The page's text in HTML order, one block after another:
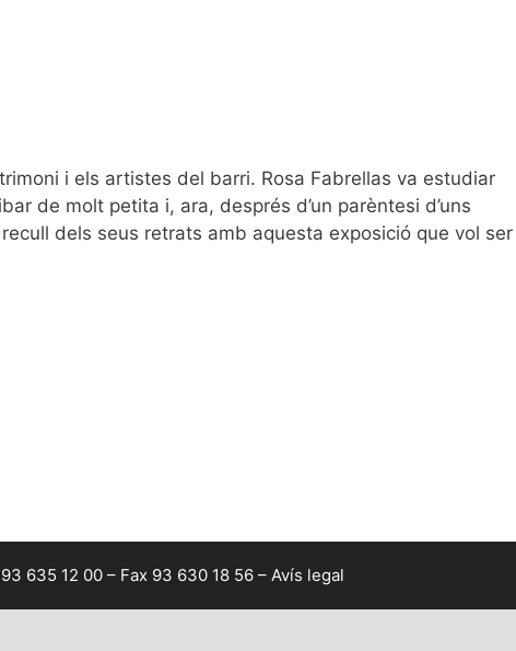
i els artistes del barri. Rosa Fabrellas va estudiar
de molt petita i, ara, després d’un parèntesi d’uns
dels seus retrats amb aquesta exposició que vol ser
635 12 00 – Fax 93 630 18 56 – Avís legal